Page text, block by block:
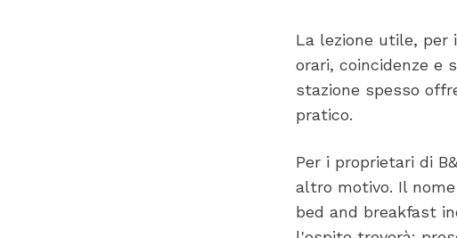
La lezione utile, per
orari, coincidenze e
stazione spesso
pratico.
Per i proprietari di
altro motivo. Il
bed and breakfast